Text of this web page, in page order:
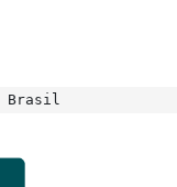
Brasil